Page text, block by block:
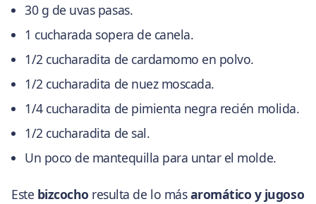
30 g de uvas pasas.
1 cucharada sopera de canela.
1/2 cucharadita de cardamomo en polvo.
1/2 cucharadita de nuez moscada.
1/4 cucharadita de pimienta negra recién molida.
1/2 cucharadita de sal.
Un poco de mantequilla para untar el molde.
Este bizcocho resulta de lo másaromático y jugoso